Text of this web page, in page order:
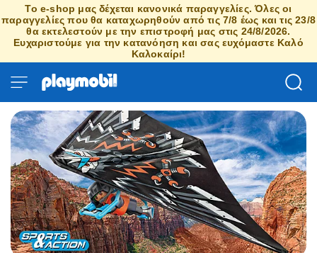
Το e-shop μας δέχεται κανονικά παραγγελίες. Όλες οι
παραγγελίες που θα καταχωρηθούν από τις 7/8 έως και τις 23/8
θα εκτελεστούν με την επιστροφή μας στις 24/8/2026.
Ευχαριστούμε για την κατανόηση και σας ευχόμαστε Καλό
Καλοκαίρι!